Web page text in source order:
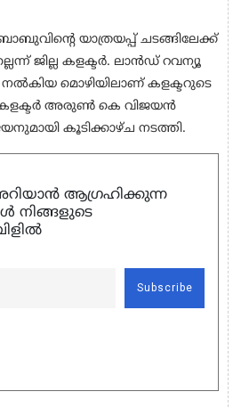
യാത്രയപ്പ് ചടങ്ങിലേക്ക്
ജില്ല കളക്ടർ. ലാൻഡ് റവന്യൂ
മൊഴിയിലാണ് കളക്ടറുടെ
കളക്ടർ അരുൺ കെ വിജയൻ
കൂടിക്കാഴ്ച നടത്തി.
ആഗ്രഹിക്കുന്ന
നിങ്ങളുടെ
Subscribe